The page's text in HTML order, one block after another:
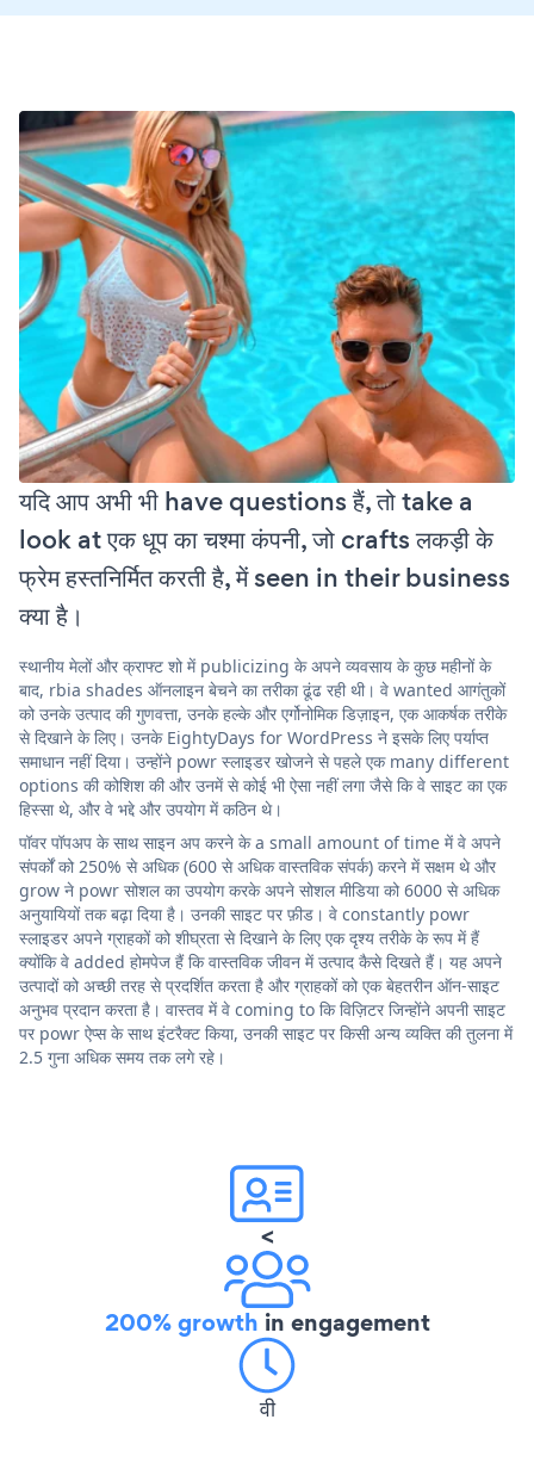
यदि आप अभी भी have questions हैं, तो take a
look at एक धूप का चश्मा कंपनी, जो crafts लकड़ी के
फ्रेम हस्तनिर्मित करती है, में seen in their business
क्या है।
स्थानीय मेलों और क्राफ्ट शो में publicizing के अपने व्यवसाय के कुछ महीनों के
बाद, rbia shades ऑनलाइन बेचने का तरीका ढूंढ रही थी। वे wanted आगंतुकों
को उनके उत्पाद की गुणवत्ता, उनके हल्के और एर्गोनोमिक डिज़ाइन, एक आकर्षक तरीके
से दिखाने के लिए। उनके EightyDays for WordPress ने इसके लिए पर्याप्त
समाधान नहीं दिया। उन्होंने powr स्लाइडर खोजने से पहले एक many different
options की कोशिश की और उनमें से कोई भी ऐसा नहीं लगा जैसे कि वे साइट का एक
हिस्सा थे, और वे भद्दे और उपयोग में कठिन थे।
पॉवर पॉपअप के साथ साइन अप करने के a small amount of time में वे अपने
संपर्कों को 250% से अधिक (600 से अधिक वास्तविक संपर्क) करने में सक्षम थे और
grow ने powr सोशल का उपयोग करके अपने सोशल मीडिया को 6000 से अधिक
अनुयायियों तक बढ़ा दिया है। उनकी साइट पर फ़ीड। वे constantly powr
स्लाइडर अपने ग्राहकों को शीघ्रता से दिखाने के लिए एक दृश्य तरीके के रूप में हैं
क्योंकि वे added होमपेज हैं कि वास्तविक जीवन में उत्पाद कैसे दिखते हैं। यह अपने
उत्पादों को अच्छी तरह से प्रदर्शित करता है और ग्राहकों को एक बेहतरीन ऑन-साइट
अनुभव प्रदान करता है। वास्तव में वे coming to कि विज़िटर जिन्होंने अपनी साइट
पर powr ऐप्स के साथ इंटरैक्ट किया, उनकी साइट पर किसी अन्य व्यक्ति की तुलना में
2.5 गुना अधिक समय तक लगे रहे।
<
200% growth in engagement
वी